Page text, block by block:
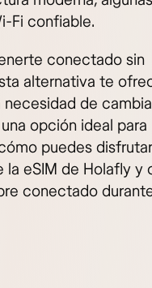
Fi confiable.
conectado sin
alternativa te
de
opción ideal para
puedes
eSIM de Holafly y
conectado